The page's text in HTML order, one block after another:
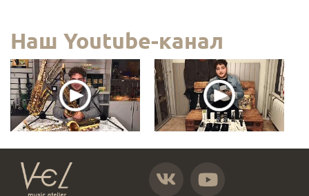
Наш Youtube-канал